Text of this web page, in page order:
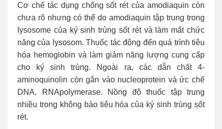
Cơ chế tác dụng chống sốt rét của amodiaquin còn
chưa rõ nhưng có thể do amodiaquin tập trung trong
lysosome của ký sinh trùng sốt rét và làm mất chức
năng của lysosom. Thuốc tác động đến quá trình tiêu
hóa hemoglobin và làm giảm năng lượng cung cấp
cho ký sinh trùng. Ngoài ra, các dẫn chất 4-
aminoquinolin còn gắn vào nucleoprotein và ức chế
DNA, RNApolymerase. Nồng độ thuốc tập trung
nhiều trong không bào tiêu hóa của ký sinh trùng sốt
rét.